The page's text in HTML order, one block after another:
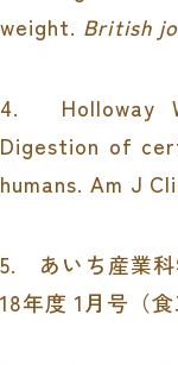
weight. British
4. Holloway
Digestion of
humans. Am J
5. あいち産業
18年度 1月号（食